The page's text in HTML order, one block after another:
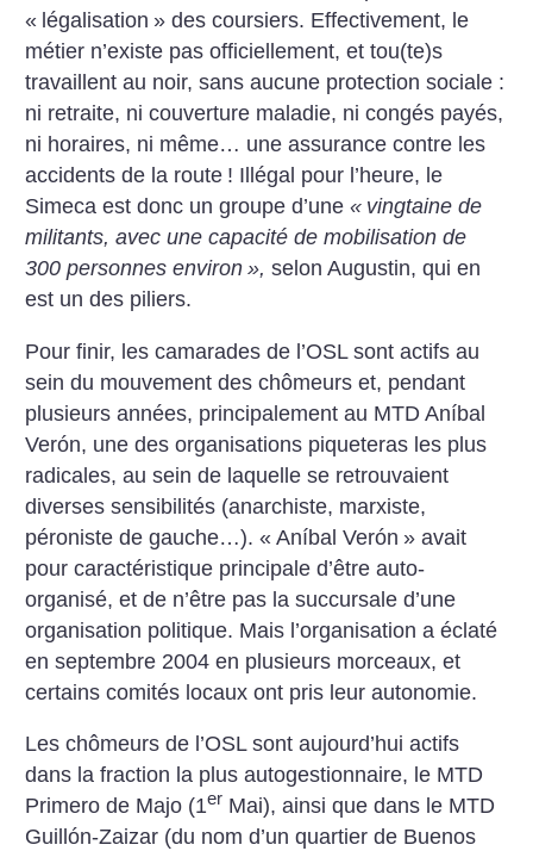
« légalisation » des coursiers. Effectivement, le
métier n’existe pas officiellement, et tou(te)s
travaillent au noir, sans aucune protection sociale :
ni retraite, ni couverture maladie, ni congés payés,
ni horaires, ni même… une assurance contre les
accidents de la route ! Illégal pour l’heure, le
Simeca est donc un groupe d’une« vingtaine de
militants, avec une capacité de mobilisation de
300 personnes environ », selon Augustin, qui en
est un des piliers.
Pour finir, les camarades de l’OSL sont actifs au
sein du mouvement des chômeurs et, pendant
plusieurs années, principalement au MTD Aníbal
Verón, une des organisations piqueteras les plus
radicales, au sein de laquelle se retrouvaient
diverses sensibilités (anarchiste, marxiste,
péroniste de gauche…). « Aníbal Verón » avait
pour caractéristique principale d’être auto-
organisé, et de n’être pas la succursale d’une
organisation politique. Mais l’organisation a éclaté
en septembre 2004 en plusieurs morceaux, et
certains comités locaux ont pris leur autonomie.
Les chômeurs de l’OSL sont aujourd’hui actifs
dans la fraction la plus autogestionnaire, le MTD
Primero de Majo (1er Mai), ainsi que dans le MTD
Guillón-Zaizar (du nom d’un quartier de Buenos